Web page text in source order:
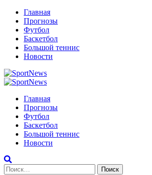
Перейти
содержимому
Главная
Прогнозы
Футбол
Баскетбол
Большой теннис
Новости
Primary
Главная
Прогнозы
Футбол
Баскетбол
Большой теннис
Новости
Найти: